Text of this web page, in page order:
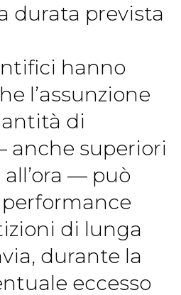
durata prevista
hanno
l’assunzione
di
anche superiori
— può
di lunga
durante la
eccesso